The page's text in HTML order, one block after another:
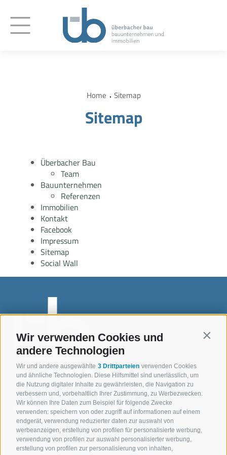
Wir verwenden Cookies und
andere Technologien
Wir und andere ausgewählte 3 Drittparteien verwenden Cookies
und ähnliche Technologien. Diese Hilfsmittel sind unerlässlich, um
die Nutzung digitaler Inhalte zu gewährleisten, die Navigation zu
verbessern und, vorbehaltlich Ihrer Zustimmung, zu Werbezwecken.
Wir können Ihre Daten zum Beispiel für folgende Zwecke
verwenden: speichern von oder zugriff auf informationen auf einem
endgerät, verwendung reduzierter daten zur auswahl von
werbeanzeigen, erstellung von profilen für personalisierte werbung,
verwendung von profilen zur auswahl personalisierter werbung,
erstellung von profilen zur personalisierung von inhalten,
Home Sitemap
Sitemap
Überbacher Bau
Team
Bauunternehmen
Referenzen
Immobilien
Kontakt
Facebook
Impressum
Sitemap
Social Wall
Überbacher Bau GmbH
Rechtssitz:
Iffring 42,
39037 Rodeneck